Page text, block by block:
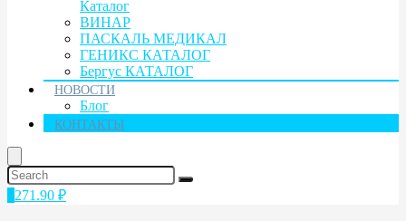
Каталог
ВИНАР
ПАСКАЛЬ МЕДИКАЛ
ГЕНИКС КАТАЛОГ
Бергус КАТАЛОГ
НОВОСТИ
Блог
КОНТАКТЫ
271.90 ₽